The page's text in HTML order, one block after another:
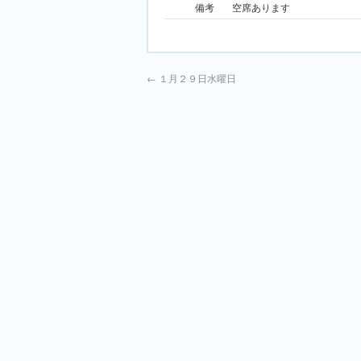
備考
空席あります
← １月２９日水曜日